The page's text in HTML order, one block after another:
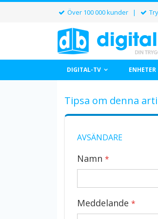
Över 100 000 kunder |
DIGITAL-TV ENHETER
Tipsa om denna
AVSÄNDARE
Namn
Meddelande